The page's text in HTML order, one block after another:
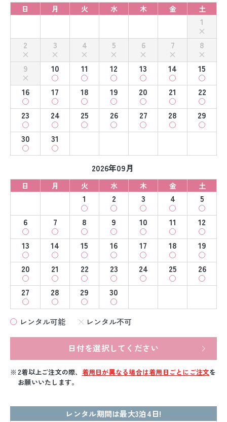
日 月 火 水 木 金 土
1
2
3 4 5 6 7
8
9
10 11 12 13 14
15
16
17 18 19 20 21
22
23
24 25 26 27 28
29
30
31
2026年09月
日 月 火 水 木 金 土
1 2 3 4
5
6
7 8 9 10 11
12
13
14 15 16 17 18
19
20
21 22 23 24 25
26
27
28 29 30
レンタル可能 レンタル不可
日付を選択してください
2着以上ご注文の際、 着用日が異なる場合は着用日ごとにご注文を
お願いいたします。
レンタル期間は最大3泊4日!